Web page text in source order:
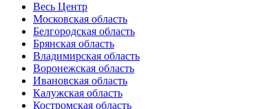
Весь Центр
Московская область
Белгородская область
Брянская область
Владимирская область
Воронежская область
Ивановская область
Калужская область
Костромская область